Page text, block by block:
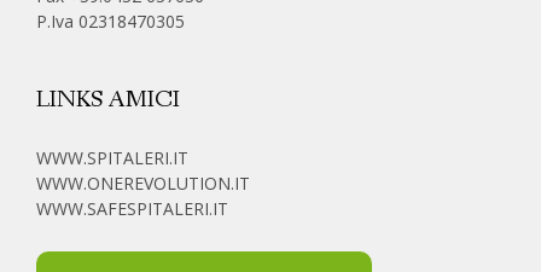
P.Iva 02318470305
LINKS AMICI
WWW.SPITALERI.IT
WWW.ONEREVOLUTION.IT
WWW.SAFESPITALERI.IT